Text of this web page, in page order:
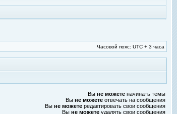
Часовой пояс: UTC + 3 часа
Вы не можете начинать темы
Вы не можете отвечать на сообщения
Вы не можете редактировать свои сообщения
Вы не можете удалять свои сообщения